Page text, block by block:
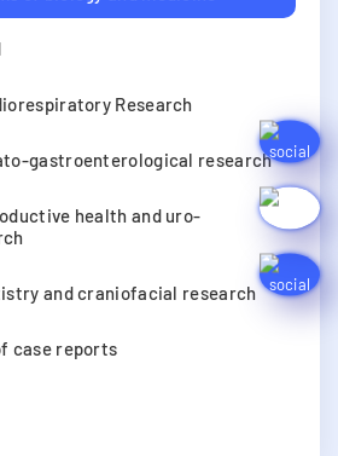
Research
gastroenterological research
health and uro-
and craniofacial research
case reports